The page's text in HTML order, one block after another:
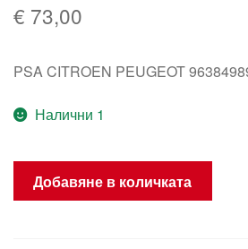
€ 73,00
PSA CITROEN PEUGEOT
Налични 1
количество
Добавяне в количката